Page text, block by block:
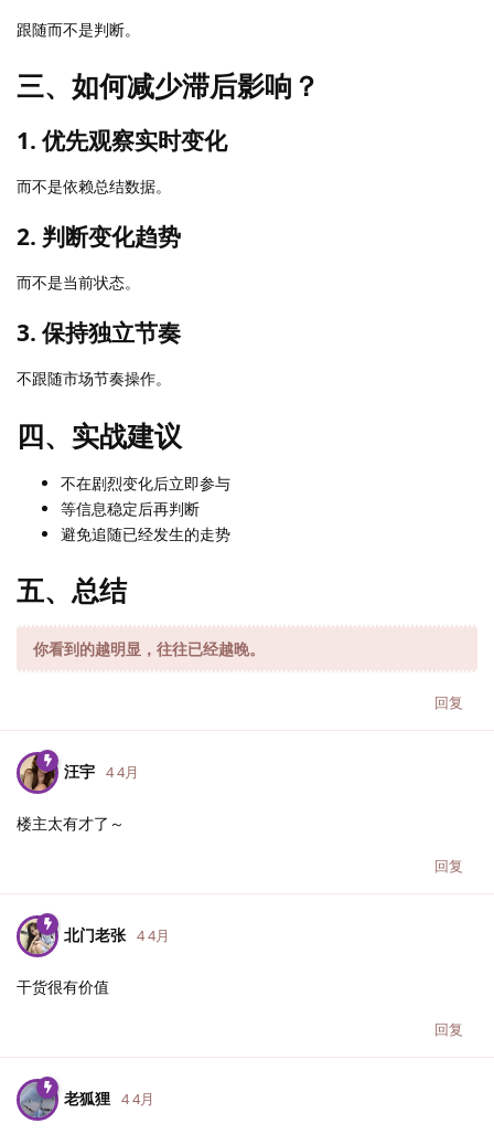
跟随而不是判断。
三、如何减少滞后影响？
1. 优先观察实时变化
而不是依赖总结数据。
2. 判断变化趋势
而不是当前状态。
3. 保持独立节奏
不跟随市场节奏操作。
四、实战建议
不在剧烈变化后立即参与
等信息稳定后再判断
避免追随已经发生的走势
五、总结
你看到的越明显，往往已经越晚。
回复
汪宇 4 4月
楼主太有才了～
回复
北门老张 4 4月
干货很有价值
回复
老狐狸 4 4月